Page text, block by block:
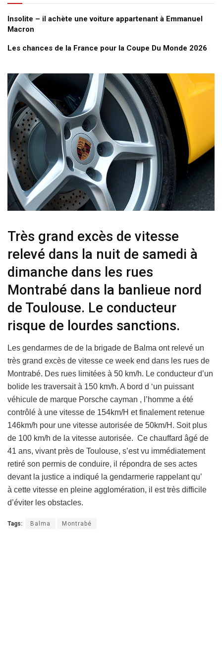
Insolite – il achète une voiture appartenant à Emmanuel
Macron
Les chances de la France pour la Coupe Du Monde 2026
Très grand excès de vitesse
relevé dans la nuit de samedi à
dimanche dans les rues
Montrabé dans la banlieue nord
de Toulouse. Le conducteur
risque de lourdes sanctions.
Les gendarmes de de la brigade de Balma ont relevé un
très grand excès de vitesse ce week end dans les rues de
Montrabé. Des rues limitées à 50 km/h. Le conducteur d’un
bolide les traversait à 150 km/h. A bord d ‘un puissant
véhicule de marque Porsche cayman , l’homme a été
contrôlé à une vitesse de 154km/H et finalement retenue
146km/h pour une vitesse autorisée de 50km/H. Soit plus
de 100 km/h de la vitesse autorisée. Ce chauffard âgé de
41 ans, vivant près de Toulouse, s’est vu immédiatement
retiré son permis de conduire, il répondra de ses actes
devant la justice a indiqué la gendarmerie rappelant qu’
à cette vitesse en pleine agglomération, il est très difficile
d’éviter les obstacles.
Tags: Balma Montrabé